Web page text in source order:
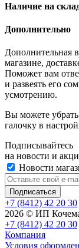
Наличие на
Дополнительно
Дополнительная
магазине,
Поможет вам
и развеять его
усмотрению.
Вы можете
галочку в
Подписывайтесь
на новости и
Новости
+7 (8412) 42 20 30
2026 © ИП
+7 (8412) 42 20 30
Компания
Условия